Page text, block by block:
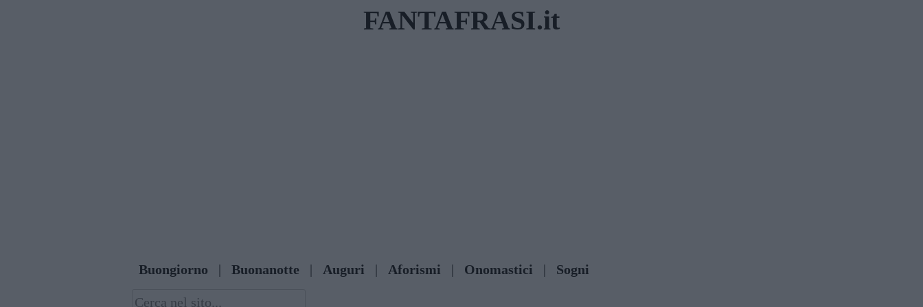
FANTAFRASI.it
Buongiorno | Buonanotte | Auguri | Aforismi | Onomastici | Sogni